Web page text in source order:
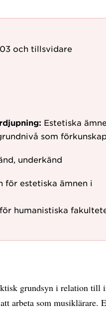
och tillsvidare
Estetiska
som
underkänd
för estetiska ämnen i
humanistiska
grundsyn i relation till
arbeta som musiklärare.